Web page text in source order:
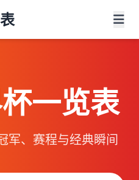
一览表
军、赛程与经典瞬间